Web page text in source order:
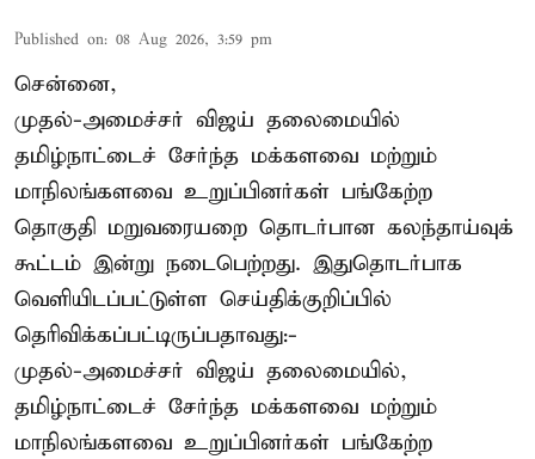
Published on: 08 Aug 2026, 3:59 pm
சென்னை,
முதல்-அமைச்சர் விஜய் தலைமையில்
தமிழ்நாட்டைச் சேர்ந்த மக்களவை மற்றும்
மாநிலங்களவை உறுப்பினர்கள் பங்கேற்ற
தொகுதி மறுவரையறை தொடர்பான கலந்தாய்வுக்
கூட்டம் இன்று நடைபெற்றது. இதுதொடர்பாக
வெளியிடப்பட்டுள்ள செய்திக்குறிப்பில்
தெரிவிக்கப்பட்டிருப்பதாவது:-
முதல்-அமைச்சர் விஜய் தலைமையில்,
தமிழ்நாட்டைச் சேர்ந்த மக்களவை மற்றும்
மாநிலங்களவை உறுப்பினர்கள் பங்கேற்ற